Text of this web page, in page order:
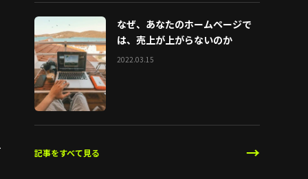
なぜ、あなたのホームページで
は、売上が上がらないのか
2022.03.15
記事をすべて見る →